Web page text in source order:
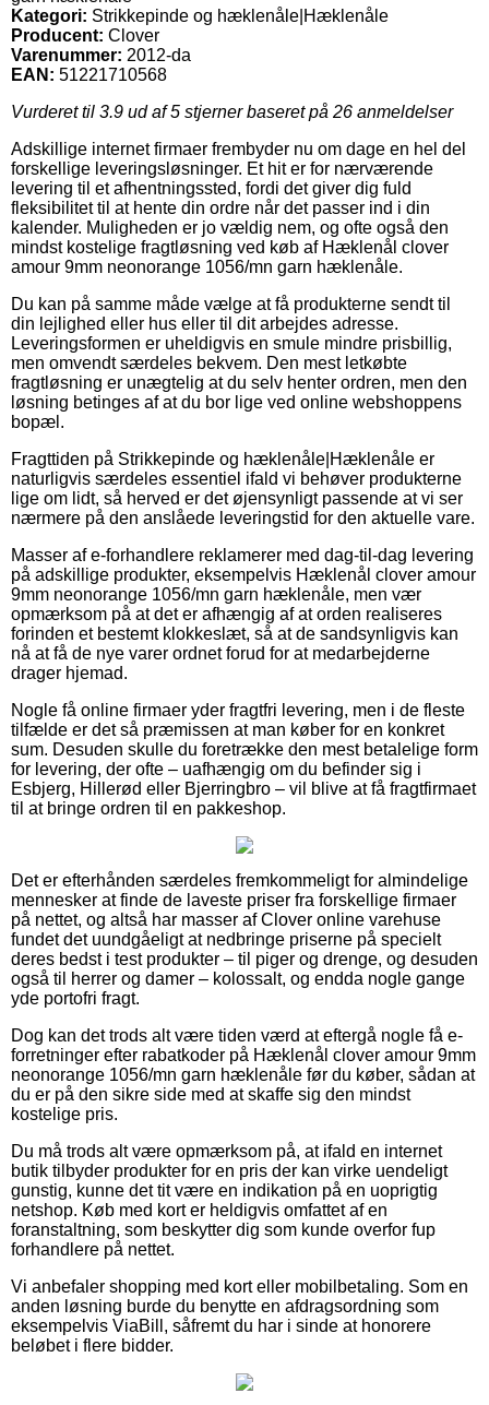
Kategori: Strikkepinde og hæklenåle|Hæklenåle
Producent: Clover
Varenummer: 2012-da
EAN: 51221710568
Vurderet til 3.9 ud af 5 stjerner baseret på 26 anmeldelser
Adskillige internet firmaer frembyder nu om dage en hel del
forskellige leveringsløsninger. Et hit er for nærværende
levering til et afhentningssted, fordi det giver dig fuld
fleksibilitet til at hente din ordre når det passer ind i din
kalender. Muligheden er jo vældig nem, og ofte også den
mindst kostelige fragtløsning ved køb af Hæklenål clover
amour 9mm neonorange 1056/mn garn hæklenåle.
Du kan på samme måde vælge at få produkterne sendt til
din lejlighed eller hus eller til dit arbejdes adresse.
Leveringsformen er uheldigvis en smule mindre prisbillig,
men omvendt særdeles bekvem. Den mest letkøbte
fragtløsning er unægtelig at du selv henter ordren, men den
løsning betinges af at du bor lige ved online webshoppens
bopæl.
Fragttiden på Strikkepinde og hæklenåle|Hæklenåle er
naturligvis særdeles essentiel ifald vi behøver produkterne
lige om lidt, så herved er det øjensynligt passende at vi ser
nærmere på den anslåede leveringstid for den aktuelle vare.
Masser af e-forhandlere reklamerer med dag-til-dag levering
på adskillige produkter, eksempelvis Hæklenål clover amour
9mm neonorange 1056/mn garn hæklenåle, men vær
opmærksom på at det er afhængig af at orden realiseres
forinden et bestemt klokkeslæt, så at de sandsynligvis kan
nå at få de nye varer ordnet forud for at medarbejderne
drager hjemad.
Nogle få online firmaer yder fragtfri levering, men i de fleste
tilfælde er det så præmissen at man køber for en konkret
sum. Desuden skulle du foretrække den mest betalelige form
for levering, der ofte – uafhængig om du befinder sig i
Esbjerg, Hillerød eller Bjerringbro – vil blive at få fragtfirmaet
til at bringe ordren til en pakkeshop.
Det er efterhånden særdeles fremkommeligt for almindelige
mennesker at finde de laveste priser fra forskellige firmaer
på nettet, og altså har masser af Clover online varehuse
fundet det uundgåeligt at nedbringe priserne på specielt
deres bedst i test produkter – til piger og drenge, og desuden
også til herrer og damer – kolossalt, og endda nogle gange
yde portofri fragt.
Dog kan det trods alt være tiden værd at eftergå nogle få e-
forretninger efter rabatkoder på Hæklenål clover amour 9mm
neonorange 1056/mn garn hæklenåle før du køber, sådan at
du er på den sikre side med at skaffe sig den mindst
kostelige pris.
Du må trods alt være opmærksom på, at ifald en internet
butik tilbyder produkter for en pris der kan virke uendeligt
gunstig, kunne det tit være en indikation på en uoprigtig
netshop. Køb med kort er heldigvis omfattet af en
foranstaltning, som beskytter dig som kunde overfor fup
forhandlere på nettet.
Vi anbefaler shopping med kort eller mobilbetaling. Som en
anden løsning burde du benytte en afdragsordning som
eksempelvis ViaBill, såfremt du har i sinde at honorere
beløbet i flere bidder.